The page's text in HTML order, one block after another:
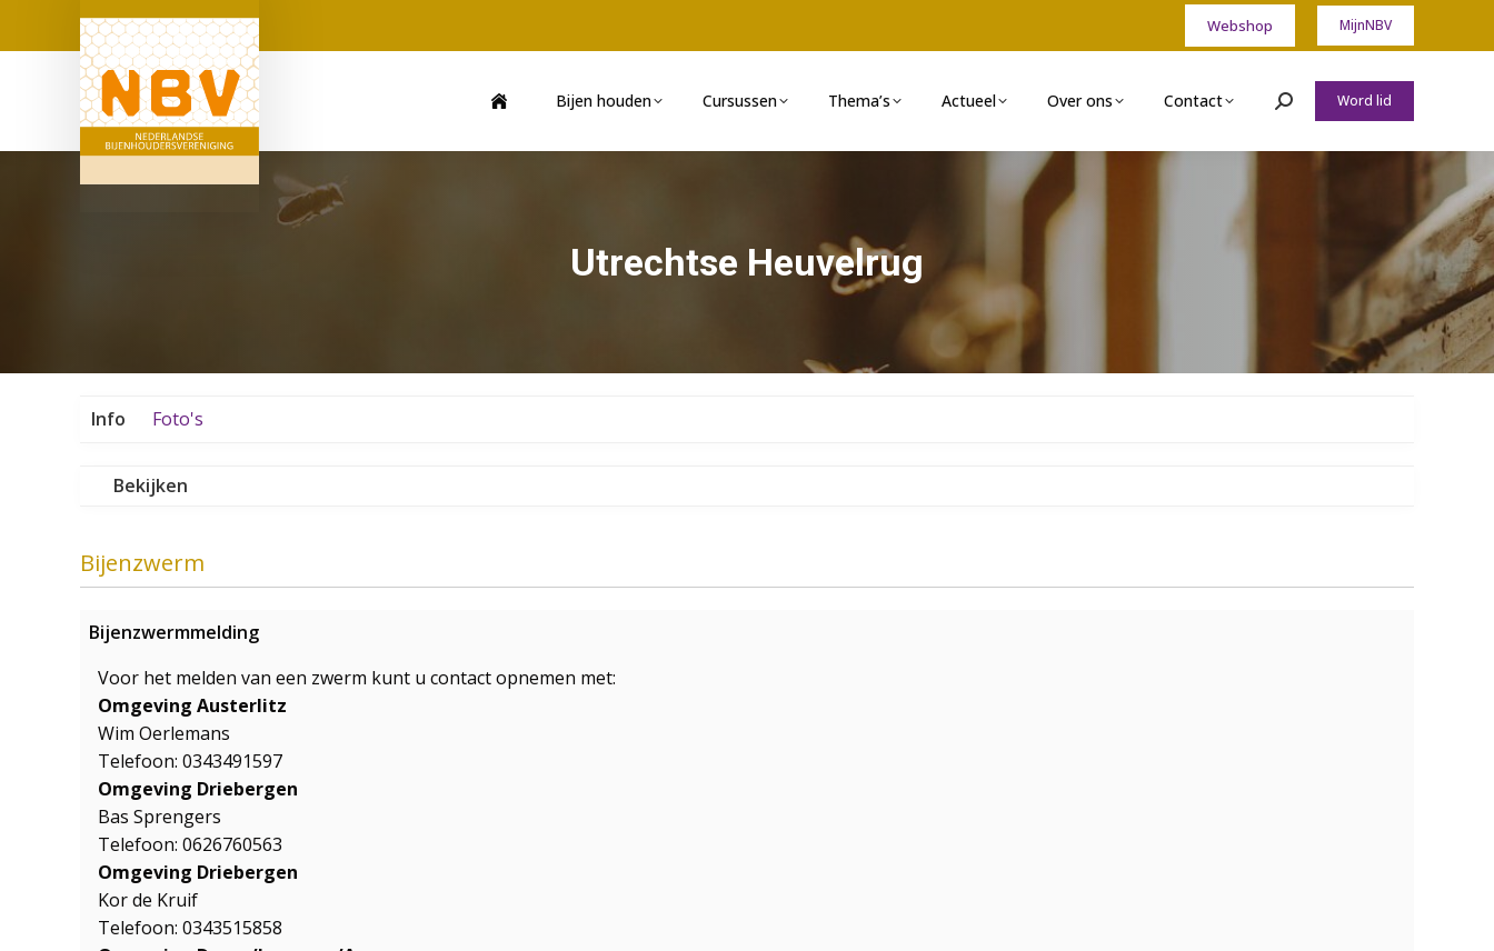
Webshop MijnNBV
Bijen houden Cursussen Thema’s Actueel Over ons Contact Zoeken:Word lid
Utrechtse Heuvelrug
Info Foto's
Bekijken
Bijenzwerm
Bijenzwermmelding
Voor het melden van een zwerm kunt u contact opnemen met:
Omgeving Austerlitz
Wim Oerlemans
Telefoon: 0343491597
Omgeving Driebergen
Bas Sprengers
Telefoon: 0626760563
Omgeving Driebergen
Kor de Kruif
Telefoon: 0343515858